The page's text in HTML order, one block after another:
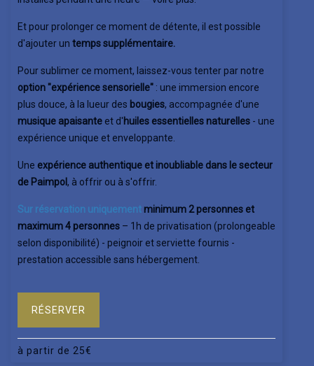
Et pour prolonger ce moment de détente, il est possible
d'ajouter un temps supplémentaire.
Pour sublimer ce moment, laissez-vous tenter par notre
option "expérience sensorielle" : une immersion encore
plus douce, à la lueur des bougies, accompagnée d'une
musique apaisanteet d'huiles essentielles naturelles - une
expérience unique et enveloppante.
Une expérience authentique et inoubliable dans le secteur
de Paimpol, à offrir ou à s'offrir.
Sur réservation uniquementminimum 2 personnes et
maximum 4 personnes – 1h de privatisation (prolongeable
selon disponibilité) - peignoir et serviette fournis -
prestation accessible sans hébergement.
RÉSERVER
à partir de 25€